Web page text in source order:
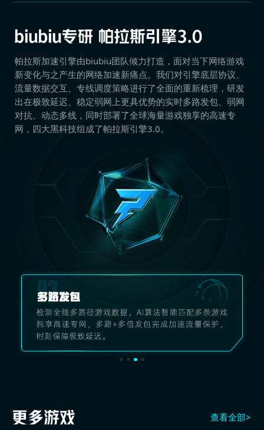
帕拉斯加速引擎由biubiu团队倾力打造，面对当下网络游戏
新变化与之产生的网络加速新痛点。我们对引擎底层协议、
流量数据交互、专线调度策略进行了全面的重新梳理，研发
出在极致延迟、稳定弱网上更具优势的实时多路发包、弱网
对抗、动态多线，同时部署了全球海量游戏独享的高速专
网，四大黑科技组成了帕拉斯引擎3.0。
查看全部>